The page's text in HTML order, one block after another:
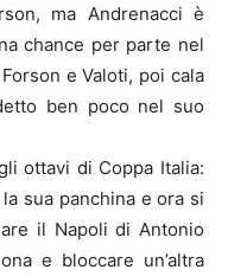
ma Andrenacci è
chance per parte nel
e Valoti, poi cala
ben poco nel suo
ottavi di Coppa Italia:
sua panchina e ora si
il Napoli di Antonio
e bloccare un’altra